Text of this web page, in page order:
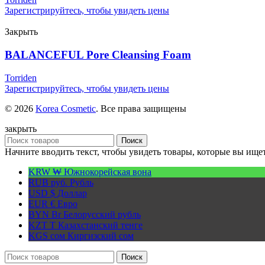
Зарегистрируйтесь, чтобы увидеть цены
Закрыть
BALANCEFUL Pore Cleansing Foam
Torriden
Зарегистрируйтесь, чтобы увидеть цены
© 2026 Korea Cosmetic. Все права защищены
закрыть
Поиск
Начните вводить текст, чтобы увидеть товары, которые вы
KRW ₩ Южнокорейская вона
RUB руб. Рубль
USD $ Доллар
EUR € Евро
BYN BrБелорусский рубль
KZT T Казахстанский тенге
KGS сом Киргизский сом
Поиск